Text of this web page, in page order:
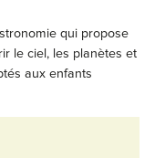
qui propose
le ciel, les planètes et
aux enfants